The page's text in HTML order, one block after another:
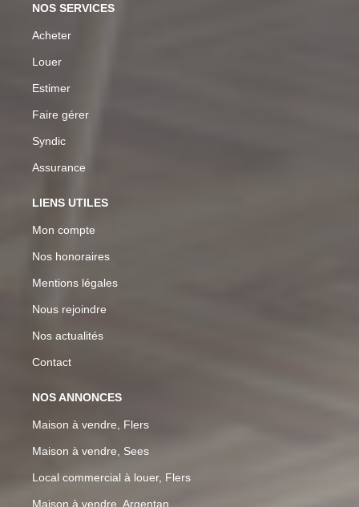
NOS SERVICES
Acheter
Louer
Estimer
Faire gérer
Syndic
Assurance
LIENS UTILES
Mon compte
Nos honoraires
Mentions légales
Nous rejoindre
Nos actualités
Contact
NOS ANNONCES
Maison à vendre, Flers
Maison à vendre, Sees
Local commercial à louer, Flers
Maison à vendre, Argentan